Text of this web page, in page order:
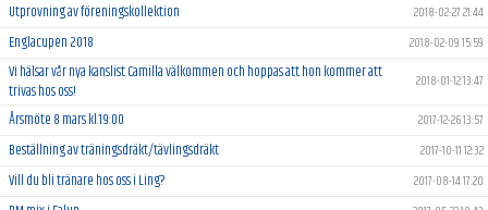
Utprovning av föreningskollektion 2018-02-27 21:44
Englacupen 2018 2018-02-09 15:59
Vi hälsar vår nya kanslist Camilla välkommen och hoppas att hon kommer att
trivas hos oss!
2018-01-12 13:47
Årsmöte 8 mars kl.19:00 2017-12-26 13:57
Beställning av träningsdräkt/tävlingsdräkt 2017-10-11 12:32
Vill du bli tränare hos oss i Ling? 2017-08-14 17:20